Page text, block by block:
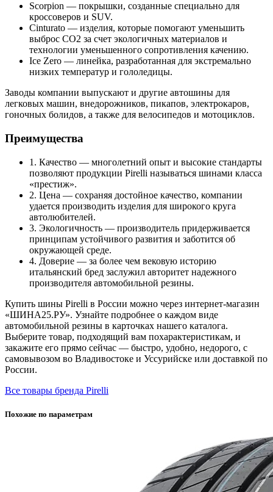
Scorpion — покрышки, созданные специально для
кроссоверов и SUV.
Cinturato — изделия, которые помогают уменьшить
выброс CO2 за счет экологичных материалов и
технологии уменьшенного сопротивления качению.
Ice Zero — линейка, разработанная для экстремально
низких температур и гололедицы.
Заводы компании выпускают и другие автошины для
легковых машин, внедорожников, пикапов, электрокаров,
гоночных болидов, а также для велосипедов и мотоциклов.
Преимущества
1. Качество — многолетний опыт и высокие стандарты
позволяют продукции Pirelli называться шинами класса
«престиж».
2. Цена — сохраняя достойное качество, компании
удается производить изделия для широкого круга
автолюбителей.
3. Экологичность — производитель придерживается
принципам устойчивого развития и заботится об
окружающей среде.
4. Доверие — за более чем вековую историю
итальянский бред заслужил авторитет надежного
производителя автомобильной резины.
Купить шины Pirelli в России можно через интернет-магазин
«ШИНА25.РУ». Узнайте подробнее о каждом виде
автомобильной резины в карточках нашего каталога.
Выберите товар, подходящий вам похарактеристикам, и
закажите его прямо сейчас — быстро, удобно, недорого, с
самовывозом во Владивостоке и Уссурийске или доставкой по
России.
Все товары бренда Pirelli
Похожие по параметрам